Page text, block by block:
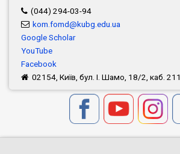
(044) 294-03-94
kom.fomd@kubg.edu.ua
Google Scholar
YouTube
Facebook
02154, Київ, бул. І. Шамо, 18/2, каб. 211